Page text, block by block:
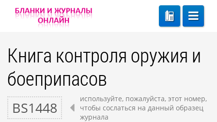
Книга контроля оружия и
боеприпасов
BS1448
используйте, пожалуйста, этот номер,
чтобы сослаться на данный образец
журнала